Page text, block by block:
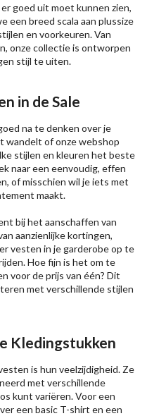
goed uit moet kunnen zien,
een breed scala aan plussize
en voorkeuren. Van
onze collectie is ontworpen
stijl te uiten.
in de Sale
na te denken over je
wandelt of onze webshop
stijlen en kleuren het beste
naar een eenvoudig, effen
of misschien wil je iets met
maakt.
bij het aanschaffen van
aanzienlijke kortingen,
vesten in je garderobe op te
Hoe fijn is het om te
voor de prijs van één? Dit
met verschillende stijlen
Kledingstukken
is hun veelzijdigheid. Ze
met verschillende
kunt variëren. Voor een
een basic T-shirt en een